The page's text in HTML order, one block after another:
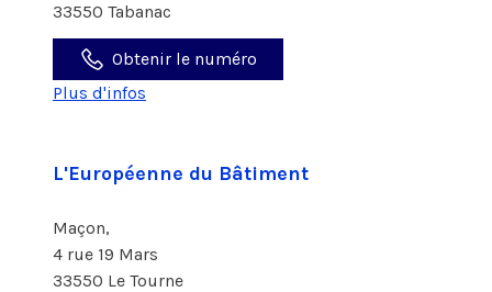
33550 Tabanac
Obtenir le numéro
Plus d'infos
L'Européenne du Bâtiment
Maçon,
4 rue 19 Mars
33550 Le Tourne